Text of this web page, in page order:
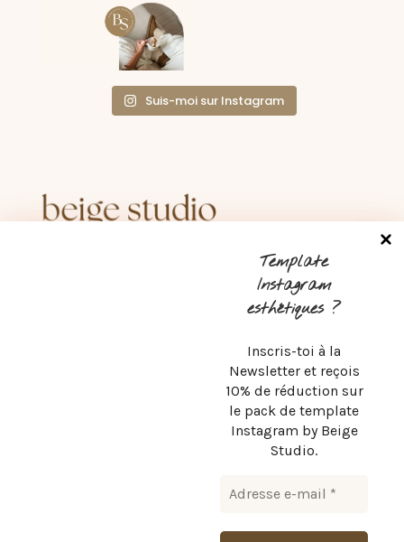
Suis-moi sur Instagram
la hauteur de ton business et de tes
ambitions. Je suis webdesigner, je crée
des sites internet à Dieppe, en Haute-
Camille – Beige Studio
Template
Instagram
esthétiques ?
Inscris-toi à la
Newsletter et reçois
10% de réduction sur
le pack de template
Instagram by Beige
Studio.